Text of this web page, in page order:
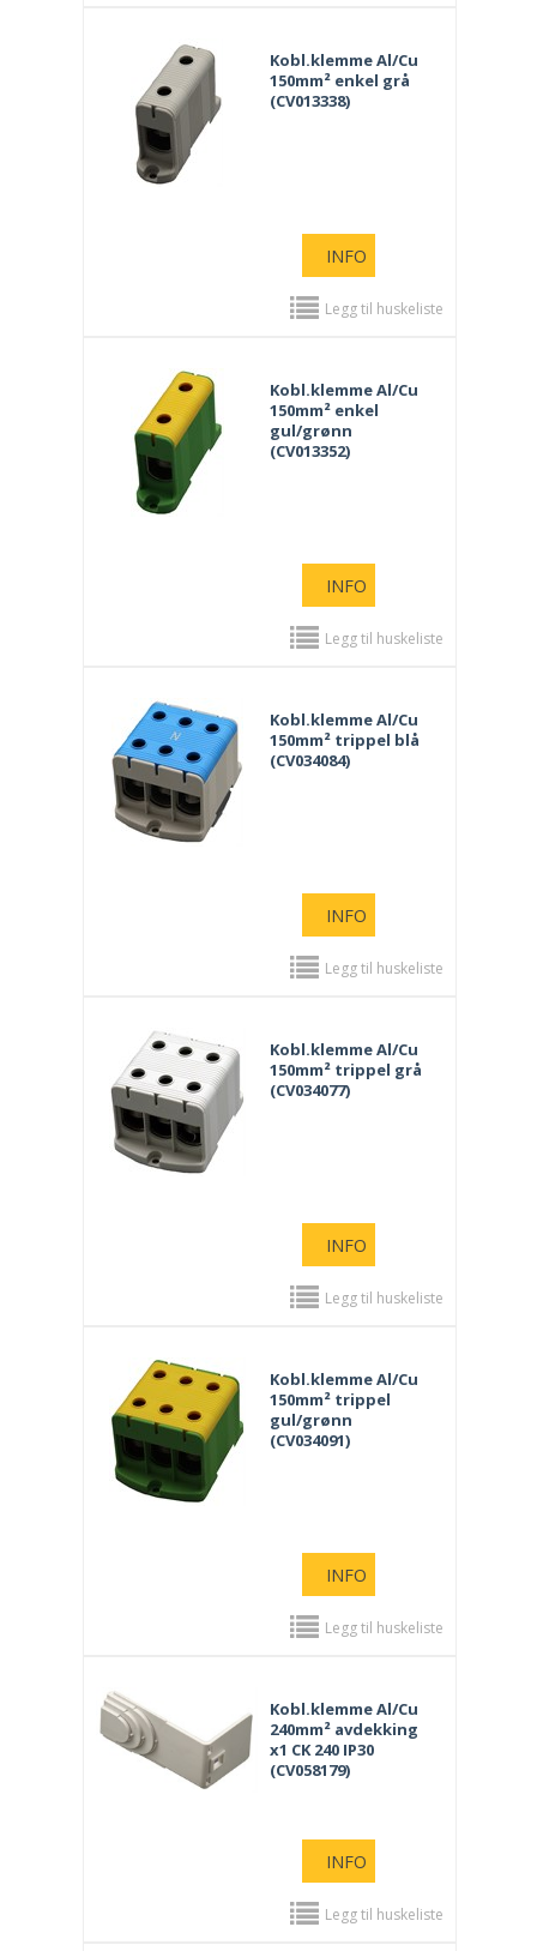
Kobl.klemme Al/Cu
150mm² enkel grå
(CV013338)
INFO
Legg til huskeliste
Kobl.klemme Al/Cu
150mm² enkel
gul/grønn
(CV013352)
INFO
Legg til huskeliste
Kobl.klemme Al/Cu
150mm² trippel blå
(CV034084)
INFO
Legg til huskeliste
Kobl.klemme Al/Cu
150mm² trippel grå
(CV034077)
INFO
Legg til huskeliste
Kobl.klemme Al/Cu
150mm² trippel
gul/grønn
(CV034091)
INFO
Legg til huskeliste
Kobl.klemme Al/Cu
240mm² avdekking
x1 CK 240 IP30
(CV058179)
INFO
Legg til huskeliste